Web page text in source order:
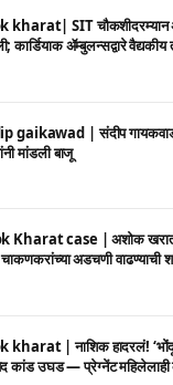
kharat| SIT चौकशीदरम्यान
कार्डियाक ॲम्बुलन्सद्वारे वैद्यकीय
gaikawad | संदीप
मांडली बाजू
Kharat case | अशोक खरात
अडचणी वाढण्याची
kharat | नाशिक हादरलं! ‘भोंदू
कांड उघड — प्रेग्नेंट